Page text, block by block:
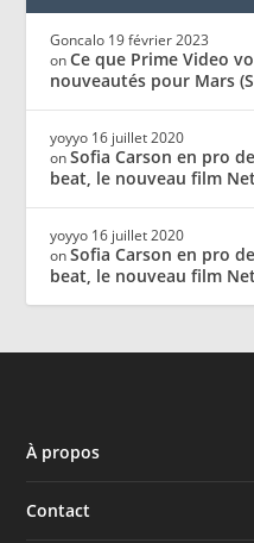
Goncalo 19 février 2023
onCe que Prime Video
nouveautés pour Mars
yoyyo 16 juillet 2020
onSofia Carson en pro
beat, le nouveau film
yoyyo 16 juillet 2020
onSofia Carson en pro
beat, le nouveau film
À propos
Contact